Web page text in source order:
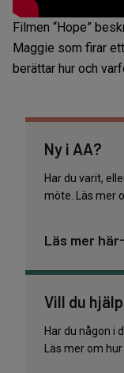
Filmen “Hope”
Maggie som firar
berättar hur och
Ny i AA?
Har du varit,
möte. Läs mer
Läs mer här
Vill du
Har du någon i
Läs mer om